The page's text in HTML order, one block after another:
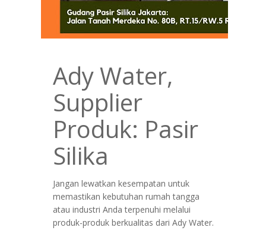
Ady Water,
Supplier
Produk: Pasir
Silika
Jangan lewatkan kesempatan untuk
memastikan kebutuhan rumah tangga
atau industri Anda terpenuhi melalui
produk-produk berkualitas dari Ady Water.